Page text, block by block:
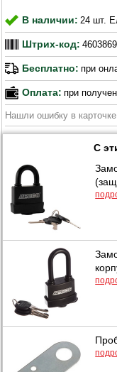
В наличии: 24 шт.
Штрих-код:
Бесплатно: при
Оплата: при
Нашли ошибку в
С